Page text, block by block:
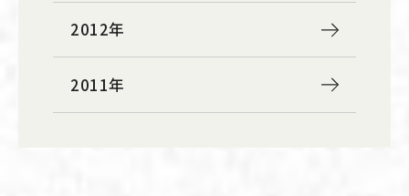
2012年
2011年